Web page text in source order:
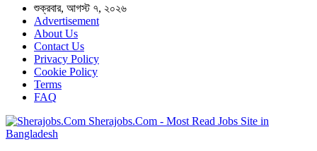
শুক্রবার, আগস্ট ৭, ২০২৬
Advertisement
About Us
Contact Us
Privacy Policy
Cookie Policy
Terms
FAQ
Sherajobs.Com - Most Read Jobs Site in
Bangladesh